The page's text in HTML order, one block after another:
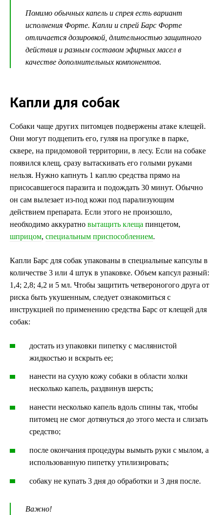
Помимо обычных капель и спрея есть вариант
исполнения Форте. Капли и спрей Барс Форте
отличается дозировкой, длительностью защитного
действия и разным составом эфирных масел в
качестве дополнительных компонентов.
Капли для собак
Собаки чаще других питомцев подвержены атаке клещей.
Они могут подцепить его, гуляя на прогулке в парке,
сквере, на придомовой территории, в лесу. Если на собаке
появился клещ, сразу вытаскивать его голыми руками
нельзя. Нужно капнуть 1 каплю средства прямо на
присосавшегося паразита и подождать 30 минут. Обычно
он сам вылезает из-под кожи под парализующим
действием препарата. Если этого не произошло,
необходимо аккуратно вытащить клеща пинцетом,
шприцом, специальным приспособлением.
Капли Барс для собак упакованы в специальные капсулы в
количестве 3 или 4 штук в упаковке. Объем капсул разный:
1,4; 2,8; 4,2 и 5 мл. Чтобы защитить четвероногого друга от
риска быть укушенным, следует ознакомиться с
инструкцией по применению средства Барс от клещей для
собак:
достать из упаковки пипетку с маслянистой
жидкостью и вскрыть ее;
нанести на сухую кожу собаки в области холки
несколько капель, раздвинув шерсть;
нанести несколько капель вдоль спины так, чтобы
питомец не смог дотянуться до этого места и слизать
средство;
после окончания процедуры вымыть руки с мылом, а
использованную пипетку утилизировать;
собаку не купать 3 дня до обработки и 3 дня после.
Важно!